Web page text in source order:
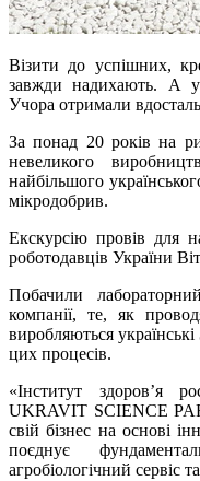
Візити до успішних,
завжди надихають. А у
Учора отримали
За понад 20 років на
невеликого
найбільшого
мікродобрив.
Екскурсію провів для
роботодавців України
Побачили
компанії, те, як
виробляються
цих процесів.
«Інститут здоров’я
UKRAVIT SCIENCE
свій бізнес на основі
поєднує
агробіологічний сервіс